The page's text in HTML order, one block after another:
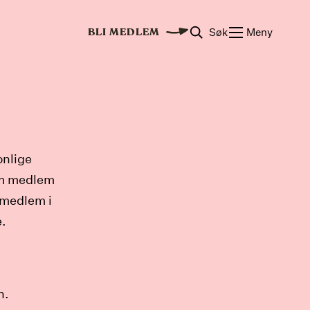
BLI MEDLEM Søk Meny
medlem
i